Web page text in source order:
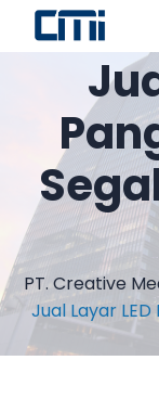
PT. Creative
Jual Layar